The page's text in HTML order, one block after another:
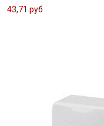
43,71 руб